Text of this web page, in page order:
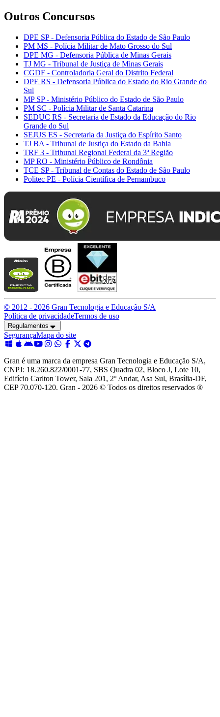
Outros Concursos
DPE SP - Defensoria Pública do Estado de São Paulo
PM MS - Polícia Militar de Mato Grosso do Sul
DPE MG - Defensoria Pública de Minas Gerais
TJ MG - Tribunal de Justiça de Minas Gerais
CGDF - Controladoria Geral do Distrito Federal
DPE RS - Defensoria Pública do Estado do Rio Grande do
Sul
MP SP - Ministério Público do Estado de São Paulo
PM SC - Polícia Militar de Santa Catarina
SEDUC RS - Secretaria de Estado da Educação do Rio
Grande do Sul
SEJUS ES - Secretaria da Justiça do Espírito Santo
TJ BA - Tribunal de Justiça do Estado da Bahia
TRF 3 - Tribunal Regional Federal da 3ª Região
MP RO - Ministério Público de Rondônia
TCE SP - Tribunal de Contas do Estado de São Paulo
Politec PE - Polícia Científica de Pernambuco
© 2012 - 2026 Gran Tecnologia e Educação S/A
Política de privacidadeTermos de uso
Regulamentos
SegurançaMapa do site
Gran é uma marca da empresa Gran Tecnologia e Educação S/A,
CNPJ: 18.260.822/0001-77, SBS Quadra 02, Bloco J, Lote 10,
Edifício Carlton Tower, Sala 201, 2º Andar, Asa Sul, Brasília-DF,
CEP 70.070-120. Gran - 2026 © Todos os direitos reservados ®